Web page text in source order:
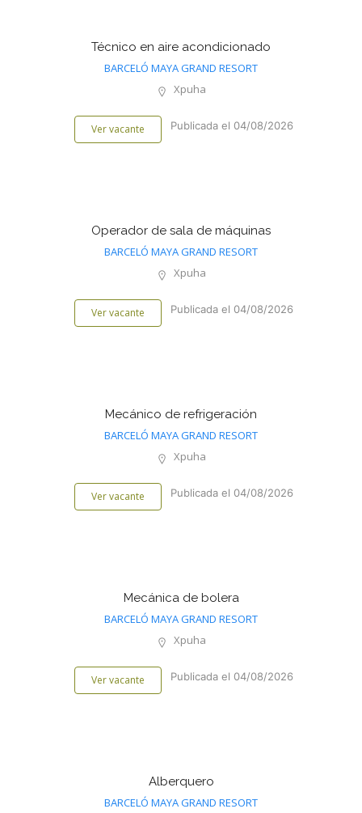
Técnico en aire acondicionado
BARCELÓ MAYA GRAND RESORT
Xpuha
Ver vacante Publicada el 04/08/2026
Operador de sala de máquinas
BARCELÓ MAYA GRAND RESORT
Xpuha
Ver vacante Publicada el 04/08/2026
Mecánico de refrigeración
BARCELÓ MAYA GRAND RESORT
Xpuha
Ver vacante Publicada el 04/08/2026
Mecánica de bolera
BARCELÓ MAYA GRAND RESORT
Xpuha
Ver vacante Publicada el 04/08/2026
Alberquero
BARCELÓ MAYA GRAND RESORT